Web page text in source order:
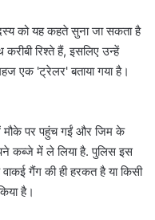
को यह कहते सुना जा सकता है
रिश्ते हैं, इसलिए उन्हें
एक 'ट्रेलर' बताया गया है।
मौके पर पहुंच गईं और जिम के
कब्जे में ले लिया है. पुलिस इस
गैंग की ही हरकत है या किसी
है।